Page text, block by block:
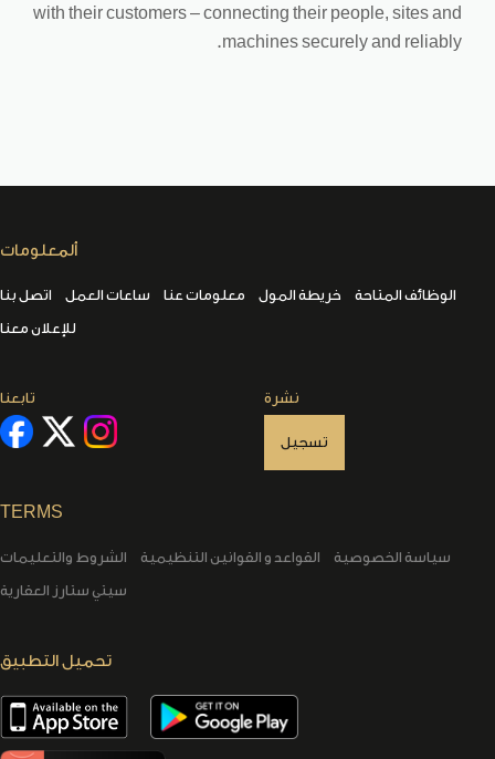
with their customers – connecting their people, sites and
machines securely and reliably.
ألمعلومات
اتصل بنا ساعات العمل معلومات عنا خريطة المول
الوظائف المتاحة
للإعلان معنا
تابعنا نشرة
تسجيل
TERMS
الشروط والتعليمات القواعد و القوانين التنظيمية
سياسة الخصوصية
سيتي ستارز العقارية
تحميل التطبيق